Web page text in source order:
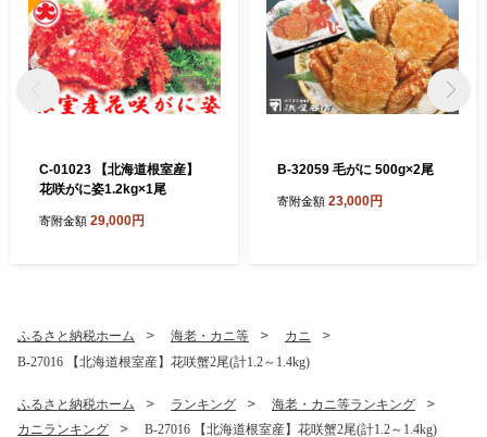
C-01023 【北海道根室産】
花咲がに姿1.2kg×1尾
寄附金額 29,000円
B-32059 毛がに 500g×2尾
寄附金額 23,000円
ふるさと納税ホーム 海老・カニ等
カニ
B-27016 【北海道根室産】花咲蟹2尾(計1.2～1.4kg)
ふるさと納税ホーム ランキング
海老・カニ等ランキング
カニランキング
B-27016 【北海道根室産】花咲蟹2尾(計1.2～1.4kg)